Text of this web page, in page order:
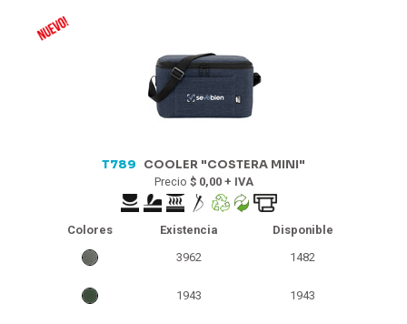
T789 COOLER "COSTERA MINI"
Precio $ 0,00 + IVA
Colores Existencia
Disponible
3962
1482
1943 1943